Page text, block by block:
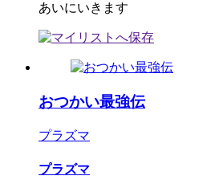
あいにいきます
おつかい最強伝
プラズマ
プラズマ